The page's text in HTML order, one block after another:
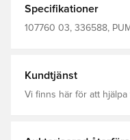
vilket ger förbättrat
högskuren konstruktion
alla fottyper att snabbt
dubbar för både
Specifikationer
107760 03, 336588,
Kundtjänst
Vi finns här för att hjälpa